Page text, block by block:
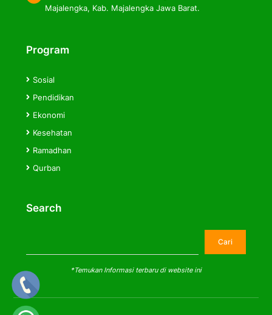
Majalengka, Kab. Majalengka Jawa Barat.
Program
Sosial
Pendidikan
Ekonomi
Kesehatan
Ramadhan
Qurban
Search
Cari
*Temukan Informasi terbaru di website ini